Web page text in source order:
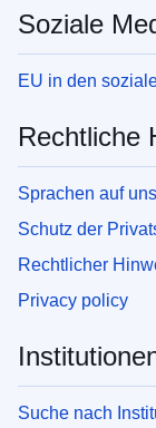
Soziale
EU in den
Rechtliche
Sprachen auf
Schutz der
Rechtlicher
Privacy policy
Suche nach